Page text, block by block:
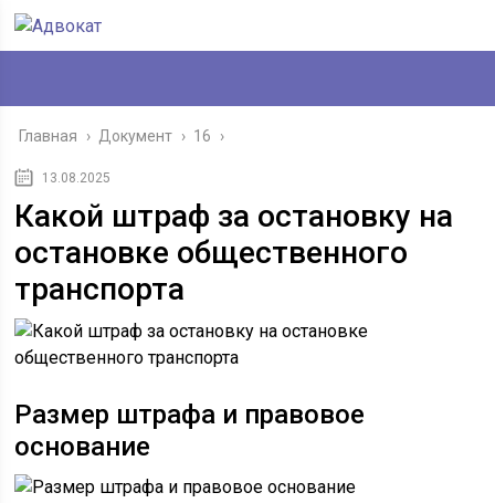
Главная › Документ › 16 ›
13.08.2025
Какой штраф за остановку на
остановке общественного
транспорта
Размер штрафа и правовое
основание